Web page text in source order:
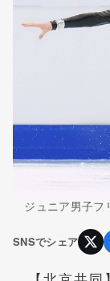
ジュニア男子フ
SNSでシェア